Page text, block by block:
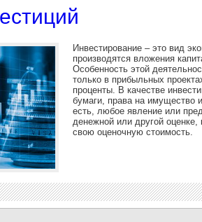
Инвестирование – это вид
производятся вложения
Особенность этой
только в прибыльных
проценты. В качестве
бумаги, права на имущество
есть, любое явление или
денежной или другой
свою оценочную стоимость.